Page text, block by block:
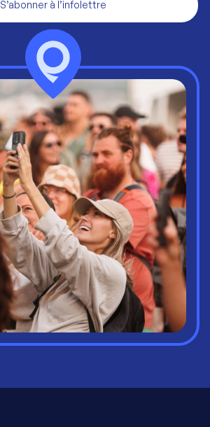
S’abonner à l’infolettre